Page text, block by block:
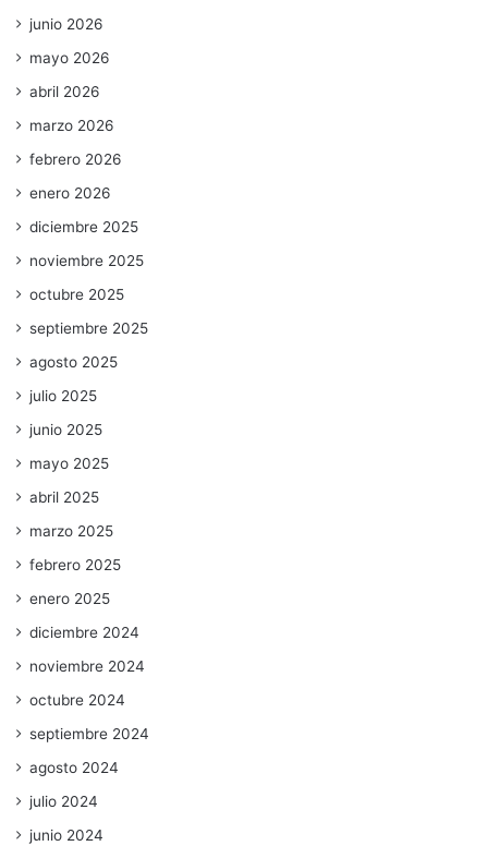
junio 2026
mayo 2026
abril 2026
marzo 2026
febrero 2026
enero 2026
diciembre 2025
noviembre 2025
octubre 2025
septiembre 2025
agosto 2025
julio 2025
junio 2025
mayo 2025
abril 2025
marzo 2025
febrero 2025
enero 2025
diciembre 2024
noviembre 2024
octubre 2024
septiembre 2024
agosto 2024
julio 2024
junio 2024